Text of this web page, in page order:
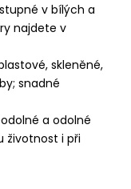
v bílých a
najdete v
skleněné,
snadné
a odolné
životnost i při